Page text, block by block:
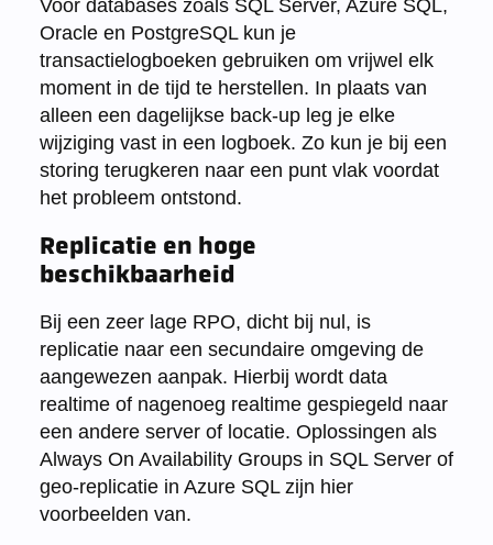
Voor databases zoals SQL Server, Azure SQL,
Oracle en PostgreSQL kun je
transactielogboeken gebruiken om vrijwel elk
moment in de tijd te herstellen. In plaats van
alleen een dagelijkse back-up leg je elke
wijziging vast in een logboek. Zo kun je bij een
storing terugkeren naar een punt vlak voordat
het probleem ontstond.
Replicatie en hoge
beschikbaarheid
Bij een zeer lage RPO, dicht bij nul, is
replicatie naar een secundaire omgeving de
aangewezen aanpak. Hierbij wordt data
realtime of nagenoeg realtime gespiegeld naar
een andere server of locatie. Oplossingen als
Always On Availability Groups in SQL Server of
geo-replicatie in Azure SQL zijn hier
voorbeelden van.